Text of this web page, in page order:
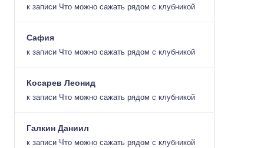
к записи Что можно сажать рядом с клубникой
Сафия
к записи Что можно сажать рядом с клубникой
Косарев Леонид
к записи Что можно сажать рядом с клубникой
Галкин Даниил
к записи Что можно сажать рядом с клубникой